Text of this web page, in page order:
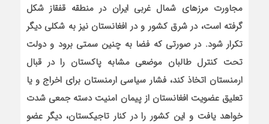
مجاورت مرزهای شمال غربی ایران در منطقه قفقاز شکل
گرفته است، در شرق کشور و در افغانستان نیز به شکلی دیگر
تکرار شود. در صورتی که فضا به چنین سمتی برود و دولت
تحت کنترل طالبان موضعی مشابه پاکستان را در قبال
ارمنستان اتخاذ کند، فشار سیاسی ارمنستان برای اخراج و یا
تعلیق عضویت افغانستان از پیمان امنیت دسته جمعی شدت
خواهد یافت و این کشور را در کنار تاجیکستان، دیگر عضو